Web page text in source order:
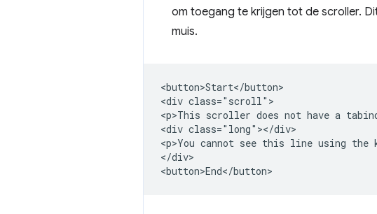
om toegang te krijgen tot de scroller.
muis.
<button>Start</button>
<div class="scroll">
<p>This scroller does not have a
<div class="long"></div>
<p>You cannot see this line using the
</div>